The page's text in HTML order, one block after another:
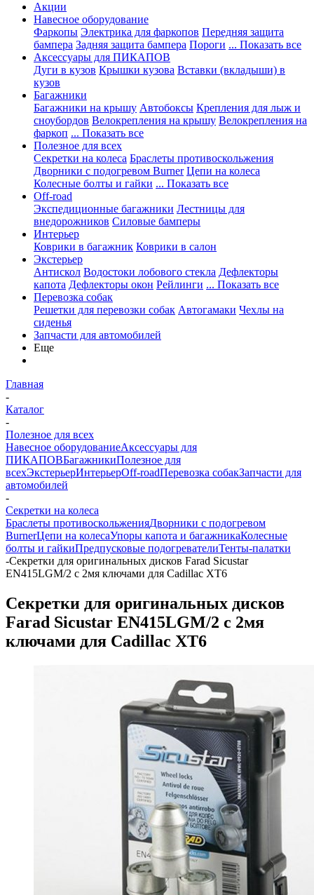
Акции
Навесное оборудование
Фаркопы Электрика для фаркопов Передняя защита
бампера Задняя защита бампера Пороги ... Показать все
Аксессуары для ПИКАПОВ
Дуги в кузов Крышки кузова Вставки (вкладыши) в
кузов
Багажники
Багажники на крышу Автобоксы Крепления для лыж и
сноубордов Велокрепления на крышу Велокрепления на
фаркоп ... Показать все
Полезное для всех
Секретки на колеса Браслеты противоскольжения
Дворники с подогревом Burner Цепи на колеса
Колесные болты и гайки ... Показать все
Off-road
Экспедиционные багажники Лестницы для
внедорожников Силовые бамперы
Интерьер
Коврики в багажник Коврики в салон
Экстерьер
Антискол Водостоки лобового стекла Дефлекторы
капота Дефлекторы окон Рейлинги ... Показать все
Перевозка собак
Решетки для перевозки собак Автогамаки Чехлы на
сиденья
Запчасти для автомобилей
Еще
Главная
-
Каталог
-
Полезное для всех
Навесное оборудованиеАксессуары для
ПИКАПОВБагажникиПолезное для
всехЭкстерьерИнтерьерOff-roadПеревозка собакЗапчасти для
автомобилей
-
Секретки на колеса
Браслеты противоскольженияДворники с подогревом
BurnerЦепи на колесаУпоры капота и багажникаКолесные
болты и гайкиПредпусковые подогревателиТенты-палатки
-Секретки для оригинальных дисков Farad Sicustar
EN415LGM/2 с 2мя ключами для Cadillac XT6
Секретки для оригинальных дисков
Farad Sicustar EN415LGM/2 с 2мя
ключами для Cadillac XT6